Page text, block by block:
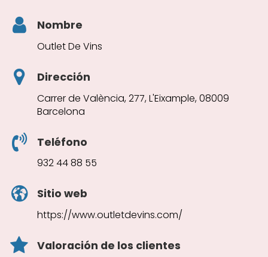
Nombre
Outlet De Vins
Dirección
Carrer de València, 277, L'Eixample, 08009
Barcelona
Teléfono
932 44 88 55
Sitio web
https://www.outletdevins.com/
Valoración de los clientes